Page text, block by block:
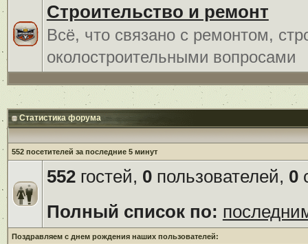
Строительство и ремонт
Всё, что связано с ремонтом,
околостроительными вопросами
Статистика форума
552 посетителей за последние 5 минут
552гостей, 0пользователей, 0
Полный список по:
Поздравляем с днем рождения наших пользователей: